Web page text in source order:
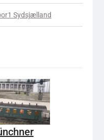
Sydsjælland